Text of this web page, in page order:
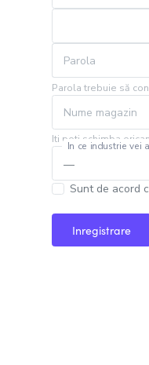
Parola
Parola trebuie să
Nume magazin
Iti poti schimba
In ce industrie vei
Sunt de acord
Inregistrare